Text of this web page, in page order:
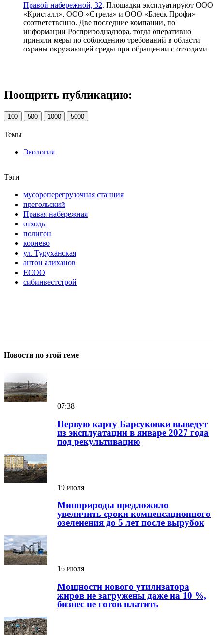
Правой набережной, 32. Площадки эксплуатируют ООО
«Кристалл», ООО «Стрела» и ООО «Блеск Профи»
соответственно. Две последние компании, по
информации Росприроднадзора, тогда оперативно
приняли меры по соблюдению требований в области
охраны окружающей среды при обращении с отходами.
Поощрить публикацию:
100 500 1000 5000
Темы
Экология
Тэги
мусороперегрузочная станция
прегольский
Правая набережная
отходы
полигон
корнево
ул. Туруханская
антон алиханов
ЕСОО
сибинвестстрой
Новости по этой теме
07:38
Первую карту Барсуковки выведут
из эксплуатации в январе 2027 года
под рекультивацию
19 июля
Минприроды предложило
увеличить сроки компенсационного
озеленения до 5 лет после вырубок
16 июля
Мощности нового утилизатора
жиров не загружены даже на 10 %,
бизнес не готов платить